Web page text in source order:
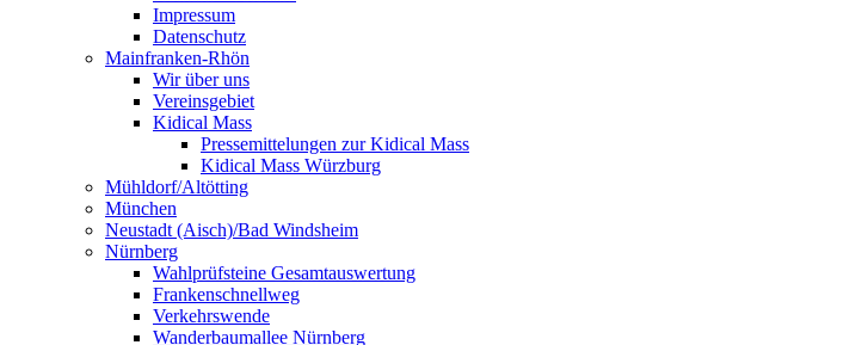
Impressum
Datenschutz
Mainfranken-Rhön
Wir über uns
Vereinsgebiet
Kidical Mass
Pressemittelungen zur Kidical Mass
Kidical Mass Würzburg
Mühldorf/Altötting
München
Neustadt (Aisch)/Bad Windsheim
Nürnberg
Wahlprüfsteine Gesamtauswertung
Frankenschnellweg
Verkehrswende
Wanderbaumallee Nürnberg